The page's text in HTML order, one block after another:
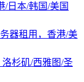
/日本/韩国/美国
器租用，香港/美
洛杉矶/西雅图/圣